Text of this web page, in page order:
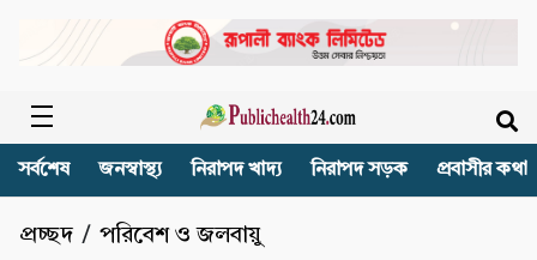
সর্বশেষ জনস্বাস্থ্য নিরাপদ খাদ্য নিরাপদ সড়ক প্রবাসীর কথা
প্রচ্ছদ / পরিবেশ ও জলবায়ু